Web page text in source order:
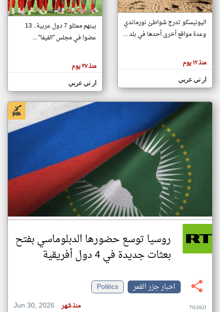
تغيير الدولة
اخبار جزر القمر على مدار الساعة
أهم اخبار جزر القمر العاجلة والمباشرة
هنا عن
وجهة
كاتبيها.
اليونيسكو تدرج شواطئ نورماندي
وعدة مواقع أخرى أحدها في بلد ...
منذ ١٢ يوم
ار تي عربي
بينهم ممثلو 7 دول عربية.. 13
عضوا في مجلس "الفيفا" ...
منذ ٢٧ يوم
ار تي عربي
روسيا توسع حضورها الدبلوماسي بفتح
بعثات جديدة في 4 دول أفريقية
اخبار جزر القمر
Politics
Jun 30, 2026
منذ شهر TG39ZI
klyoum.com